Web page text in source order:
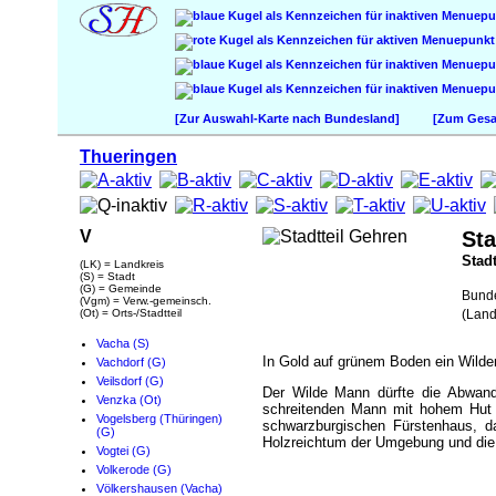
[Zur Auswahl-Karte nach Bundesland] [Zum
Thueringen
V
(LK) = Landkreis
(S) = Stadt
(G) = Gemeinde
(Vgm) = Verw.-gemeinsch.
(Ot) = Orts-/Stadtteil
Vacha (S)
Vachdorf (G)
Veilsdorf (G)
Venzka (Ot)
Vogelsberg (Thüringen)
(G)
Vogtei (G)
Volkerode (G)
Völkershausen (Vacha)
In Gold auf grünem Boden ein
Der Wilde Mann dürfte die
schreitenden Mann mit hohem
schwarzburgischen
Holzreichtum der Umgebung und